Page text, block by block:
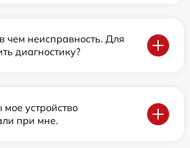
чем неисправность. Для
диагностику?
мое устройство
при мне.